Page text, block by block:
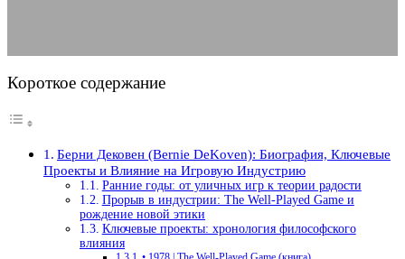
Короткое содержание
Берни Дековен (Bernie DeKoven): Биография, Ключевые
Проекты и Влияние на Игровую Индустрию
Ранние годы: от уличных игр к теории радости
Прорыв в индустрии: The Well-Played Game и
рождение новой этики
Ключевые проекты: хронология философского
влияния